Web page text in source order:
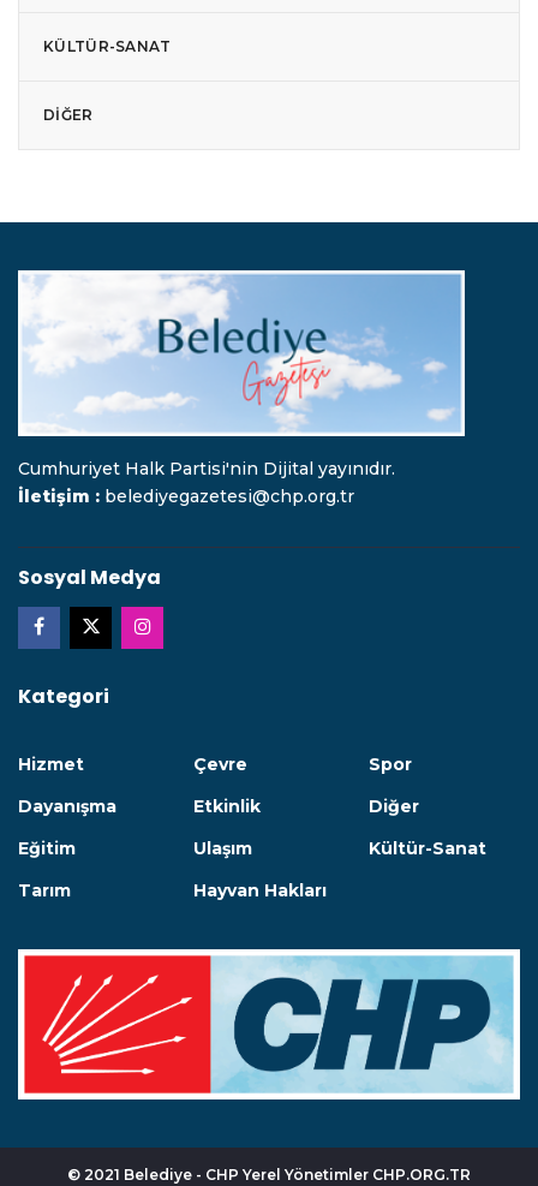
KÜLTÜR-SANAT
DIĞER
Cumhuriyet Halk Partisi'nin Dijital yayınıdır.
İletişim : belediyegazetesi@chp.org.tr
Sosyal Medya
Kategori
Hizmet
Dayanışma
Eğitim
Tarım
Çevre
Etkinlik
Ulaşım
Hayvan Hakları
Spor
Diğer
Kültür-Sanat
© 2021 Belediye - CHP Yerel Yönetimler CHP.ORG.TR